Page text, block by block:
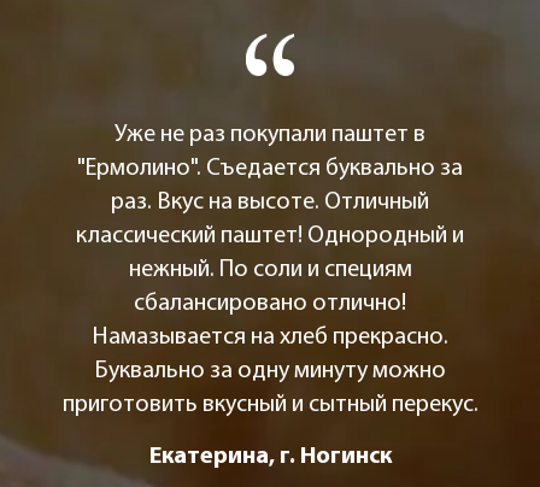
Уже не раз покупали паштет в
"Ермолино". Съедается буквально за
раз. Вкус на высоте. Отличный
классический паштет! Однородный и
нежный. По соли и специям
сбалансировано отлично!
Намазывается на хлеб прекрасно.
Буквально за одну минуту можно
приготовить вкусный и сытный перекус.
Екатерина, г. Ногинск